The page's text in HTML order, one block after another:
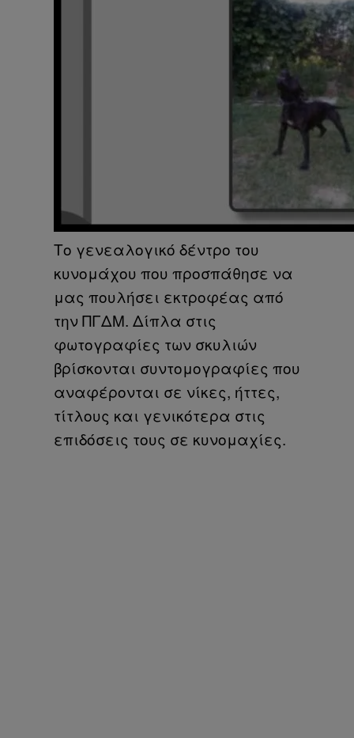
Το γενεαλογικό δέντρο του
κυνομάχου που προσπάθησε να
μας πουλήσει εκτροφέας από
την ΠΓΔΜ. Δίπλα στις
φωτογραφίες των σκυλιών
βρίσκονται συντομογραφίες που
αναφέρονται σε νίκες, ήττες,
τίτλους και γενικότερα στις
επιδόσεις τους σε κυνομαχίες.